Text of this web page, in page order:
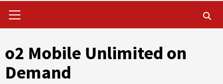
Menu
o2 Mobile Unlimited on
Demand